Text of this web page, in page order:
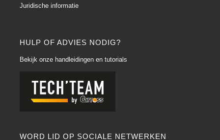
HULP OF ADVIES NODIG?
Bekijk onze handleidingen en tutorials
WORD LID OP SOCIALE NETWERKEN
Juridische informatie